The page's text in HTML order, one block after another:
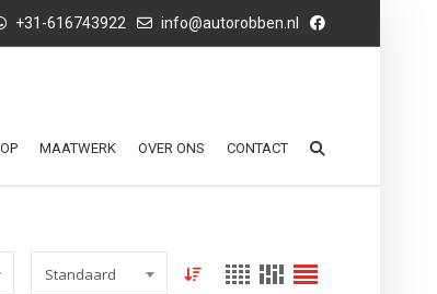
+31-616743922 info@autorobben.nl
MAATWERK OVER ONS CONTACT
Standaard